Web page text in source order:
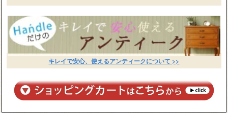
キレイで安心、使えるアンティークについて >>